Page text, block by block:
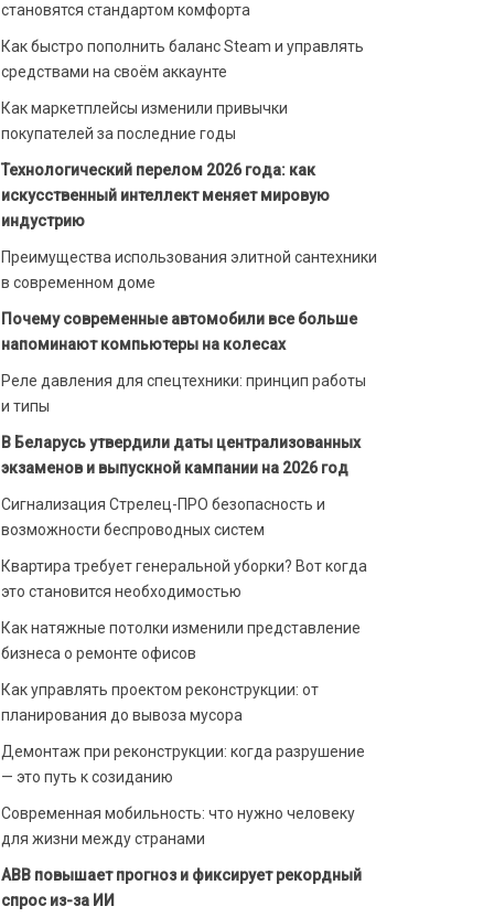
становятся стандартом комфорта
Как быстро пополнить баланс Steam и управлять
средствами на своём аккаунте
Как маркетплейсы изменили привычки
покупателей за последние годы
Технологический перелом 2026 года: как
искусственный интеллект меняет мировую
индустрию
Преимущества использования элитной сантехники
в современном доме
Почему современные автомобили все больше
напоминают компьютеры на колесах
Реле давления для спецтехники: принцип работы
и типы
В Беларусь утвердили даты централизованных
экзаменов и выпускной кампании на 2026 год
Сигнализация Стрелец-ПРО безопасность и
возможности беспроводных систем
Квартира требует генеральной уборки? Вот когда
это становится необходимостью
Как натяжные потолки изменили представление
бизнеса о ремонте офисов
Как управлять проектом реконструкции: от
планирования до вывоза мусора
Демонтаж при реконструкции: когда разрушение
— это путь к созиданию
Современная мобильность: что нужно человеку
для жизни между странами
ABB повышает прогноз и фиксирует рекордный
спрос из-за ИИ